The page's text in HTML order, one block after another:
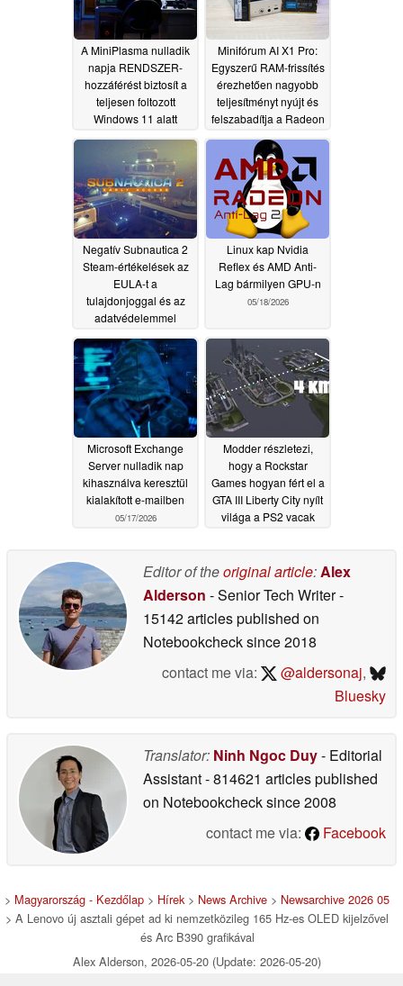
A MiniPlasma nulladik
napja RENDSZER-
hozzáférést biztosít a
teljesen foltozott
Windows 11 alatt
05/18/2026
Minifórum AI X1 Pro:
Egyszerű RAM-frissítés
érezhetően nagyobb
teljesítményt nyújt és
felszabadítja a Radeon
05/18/2026
Negatív Subnautica 2
Steam-értékelések az
EULA-t a
tulajdonjoggal és az
adatvédelemmel
aggályokért05/18/2026
Linux kap Nvidia
Reflex és AMD Anti-
Lag bármilyen GPU-n
05/18/2026
Microsoft Exchange
Server nulladik nap
kihasználva keresztül
kialakított e-mailben
05/17/2026
Modder részletezi,
hogy a Rockstar
Games hogyan fért el a
GTA III Liberty City nyílt
világa a PS2 vacak
Editor of theoriginal article:Alex
Alderson - Senior Tech Writer-
15142 articles published on
Notebookchecksince 2018
contact me via:
@aldersonaj,
Bluesky
Translator: Ninh Ngoc Duy- Editorial
Assistant- 814621 articles published
on Notebookchecksince 2008
contact me via:
Facebook
> Magyarország - Kezdőlap > Hírek > News Archive > Newsarchive 2026 05
> A Lenovo új asztali gépet ad ki nemzetközileg 165 Hz-es OLED kijelzővel
és Arc B390 grafikával
Alex Alderson, 2026-05-20 (Update: 2026-05-20)